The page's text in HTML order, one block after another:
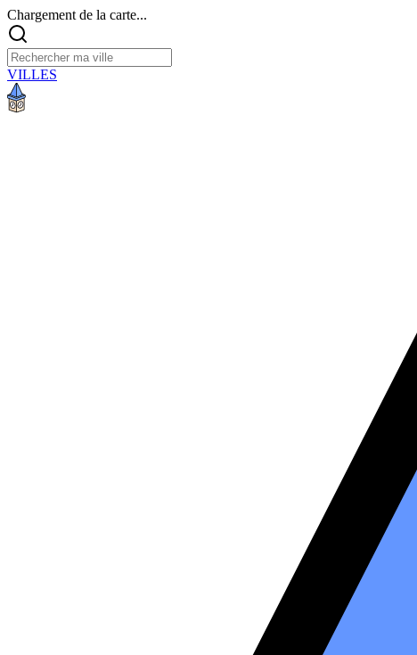
Chargement de la carte...
VILLES